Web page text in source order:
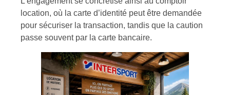
location, où la carte d’identité peut être demandée
pour sécuriser la transaction, tandis que la caution
passe souvent par la carte bancaire.